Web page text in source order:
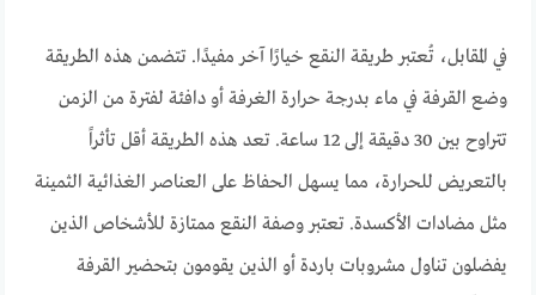
في المقابل، تُعتبر طريقة النقع خيارًا آخر مفيدًا. تتضمن هذه الطريقة
وضع القرفة في ماء بدرجة حرارة الغرفة أو دافئة لفترة من الزمن
تتراوح بين 30 دقيقة إلى 12 ساعة. تعد هذه الطريقة أقل تأثراً
بالتعريض للحرارة، مما يسهل الحفاظ على العناصر الغذائية الثمينة
مثل مضادات الأكسدة. تعتبر وصفة النقع ممتازة للأشخاص الذين
يفضلون تناول مشروبات باردة أو الذين يقومون بتحضير القرفة